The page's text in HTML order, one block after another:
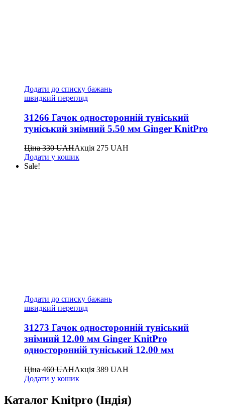
Додати до списку бажань
швидкий перегляд
31266 Гачок односторонній туніський
туніський знімний 5.50 мм Ginger KnitPro
Ціна330UAHАкція 275 UAH
Додати у кошик
Sale!
Додати до списку бажань
швидкий перегляд
31273 Гачок односторонній туніський
знімний 12.00 мм Ginger KnitPro
односторонній туніський 12.00 мм
Ціна460UAHАкція 389 UAH
Додати у кошик
Каталог Knitpro (Індія)